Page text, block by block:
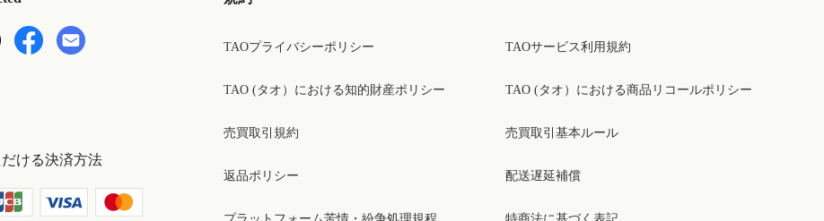
ける決済方法
TAOプライバシーポリシー
TAO (タオ）における知的財産ポリシー
売買取引規約
返品ポリシー
TAOサービス利用規約
TAO (タオ）における商品リコールポリシー
売買取引基本ルール
配送遅延補償